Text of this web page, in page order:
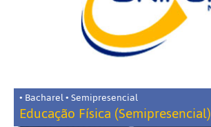
• Bacharel • Semipresencial
Educação Física (Semipresencial)